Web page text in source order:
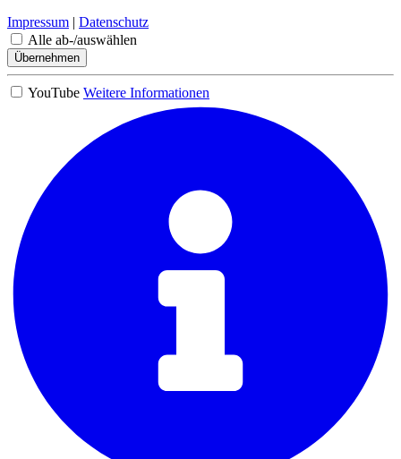
Impressum | Datenschutz
Alle ab-/auswählen
Übernehmen
YouTube Weitere Informationen